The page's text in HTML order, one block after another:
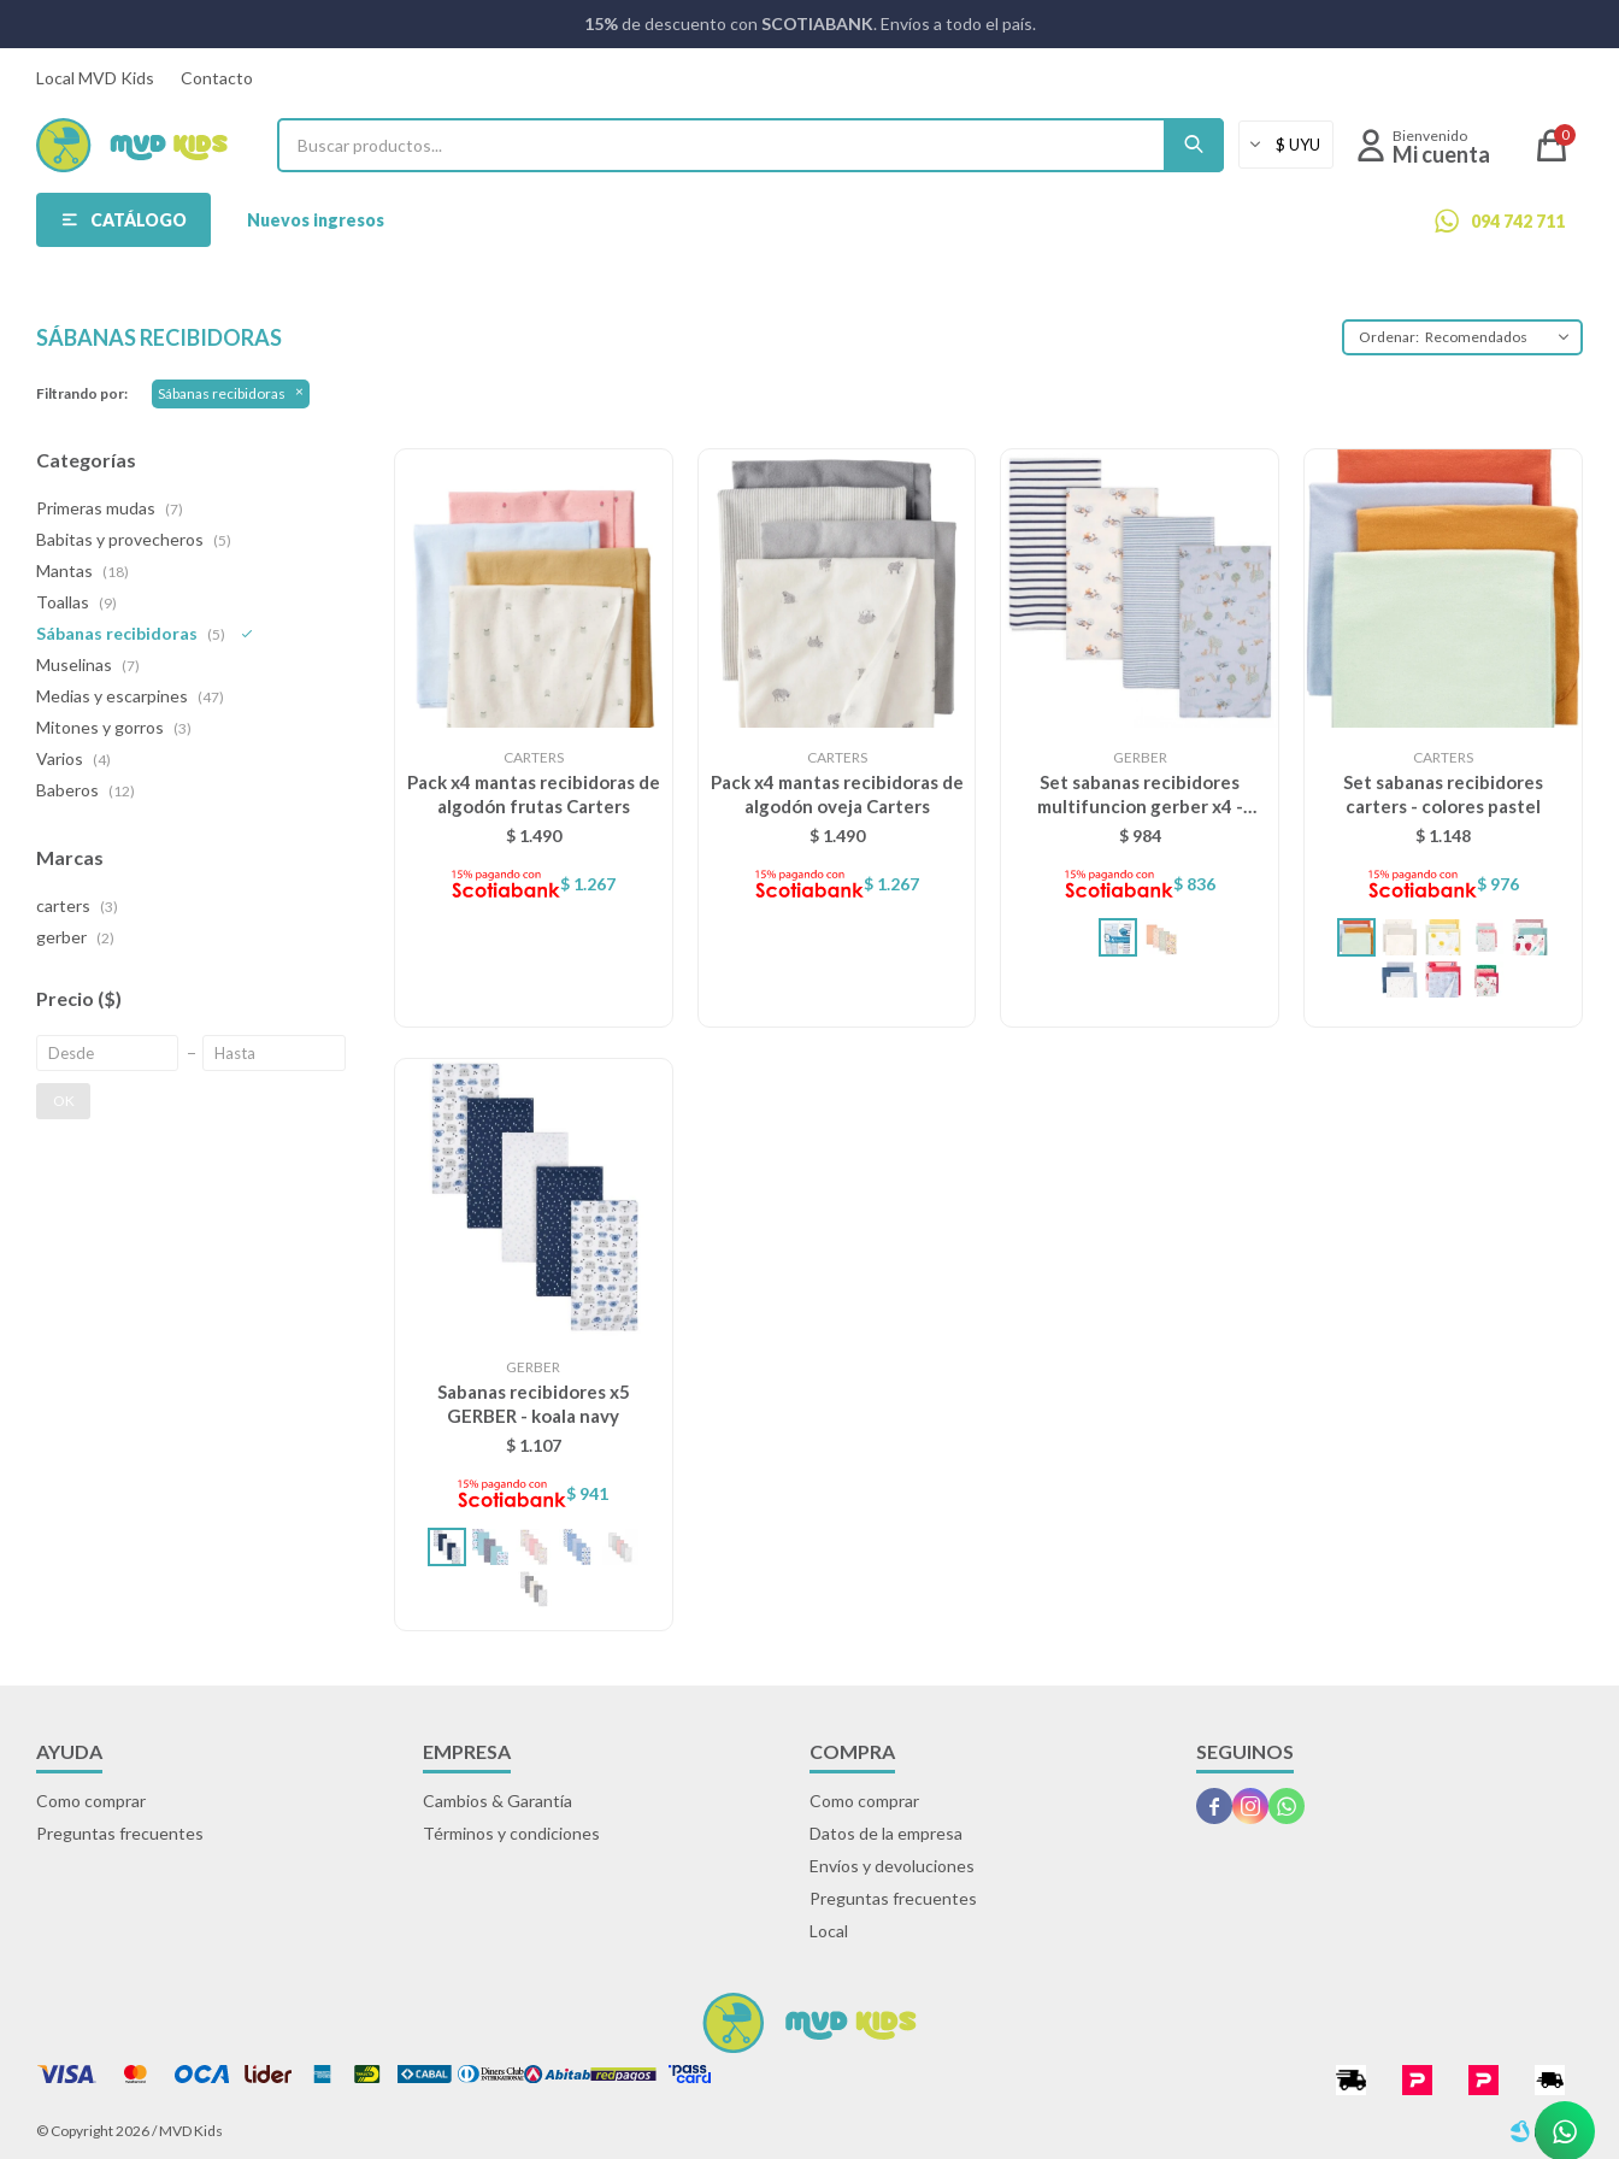
15%de descuento con SCOTIABANK. Envíos a todo el país.
CATÁLOGO Nuevos ingresos 094 742 711
0
Local MVD Kids Contacto
SÁBANAS RECIBIDORAS Recomendados
Filtrando por: Sábanas recibidoras
CARTERS
Pack x4 mantas recibidoras de
algodón frutas Carters
$ 1.490
$ 1.267
CARTERS
Pack x4 mantas recibidoras de
algodón oveja Carters
$ 1.490
$ 1.267
GERBER
Set sabanas recibidores
multifuncion gerber x4 -
perrito azul
$ 984
$ 836
CARTERS
Set sabanas recibidores
carters - colores pastel
$ 1.148
$ 976
GERBER
Sabanas recibidores x5
GERBER - koala navy
$ 1.107
$ 941
Categorías
Primeras mudas (7)
Babitas y provecheros (5)
Mantas (18)
Toallas (9)
Sábanas recibidoras (5)
Muselinas (7)
Medias y escarpines (47)
Mitones y gorros (3)
Varios (4)
Baberos (12)
Marcas
carters (3)
gerber (2)
Precio ($)
OK
AYUDA
Como comprar
Preguntas frecuentes
EMPRESA
Cambios & Garantía
Términos y condiciones
COMPRA
Como comprar
Datos de la empresa
Envíos y devoluciones
Preguntas frecuentes
Local
SEGUINOS
  
© Copyright 2026 / MVD Kids